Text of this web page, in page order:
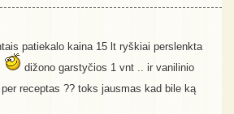
patiekalo kaina 15 lt ryškiai perslenkta
dižono garstyčios 1 vnt .. ir vanilinio
receptas ?? toks jausmas kad bile ką